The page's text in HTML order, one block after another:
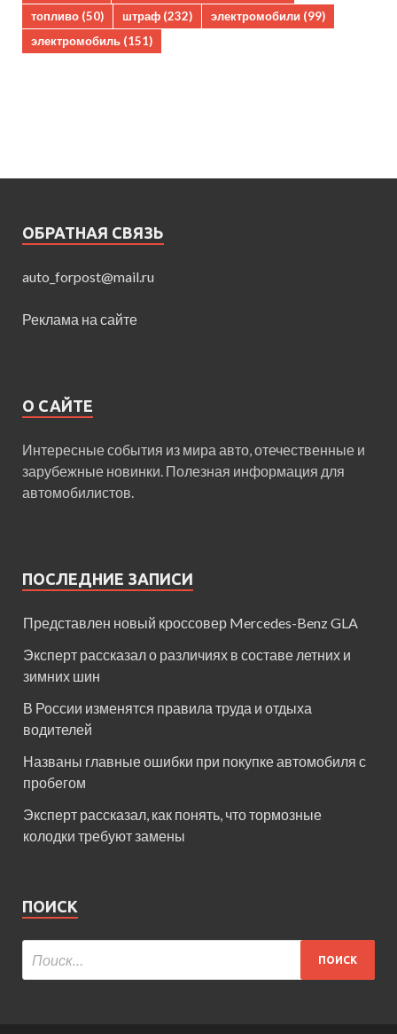
топливо (50) штраф (232) электромобили (99)
электромобиль (151)
ОБРАТНАЯ СВЯЗЬ
auto_forpost@mail.ru
Реклама на сайте
О САЙТЕ
Интересные события из мира авто, отечественные и
зарубежные новинки. Полезная информация для
автомобилистов.
ПОСЛЕДНИЕ ЗАПИСИ
Представлен новый кроссовер Mercedes-Benz GLA
Эксперт рассказал о различиях в составе летних и
зимних шин
В России изменятся правила труда и отдыха
водителей
Названы главные ошибки при покупке автомобиля с
пробегом
Эксперт рассказал, как понять, что тормозные
колодки требуют замены
ПОИСК